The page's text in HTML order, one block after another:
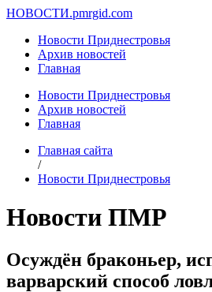
НОВОСТИ.pmrgid.com
Новости Приднестровья
Архив новостей
Главная
Новости Приднестровья
Архив новостей
Главная
Главная сайта
/
Новости Приднестровья
Новости ПМР
Осуждён браконьер,
варварский способ